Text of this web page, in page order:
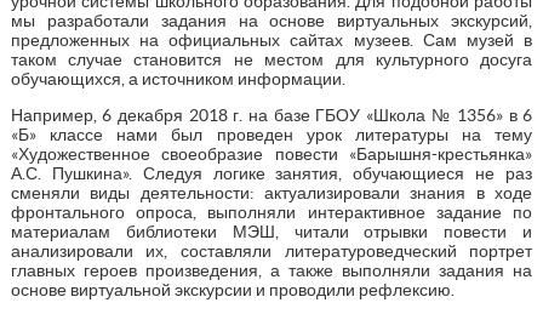
мы разработали задания на основе виртуальных экскурсий,
предложенных на официальных сайтах музеев. Сам музей в
таком случае становится не местом для культурного досуга
обучающихся, а источником информации.
Например, 6 декабря 2018 г. на базе ГБОУ «Школа № 1356» в 6
«Б» классе нами был проведен урок литературы на тему
«Художественное своеобразие повести «Барышня-крестьянка»
А.С. Пушкина». Следуя логике занятия, обучающиеся не раз
сменяли виды деятельности: актуализировали знания в ходе
фронтального опроса, выполняли интерактивное задание по
материалам библиотеки МЭШ, читали отрывки повести и
анализировали их, составляли литературоведческий портрет
главных героев произведения, а также выполняли задания на
основе виртуальной экскурсии и проводили рефлексию.